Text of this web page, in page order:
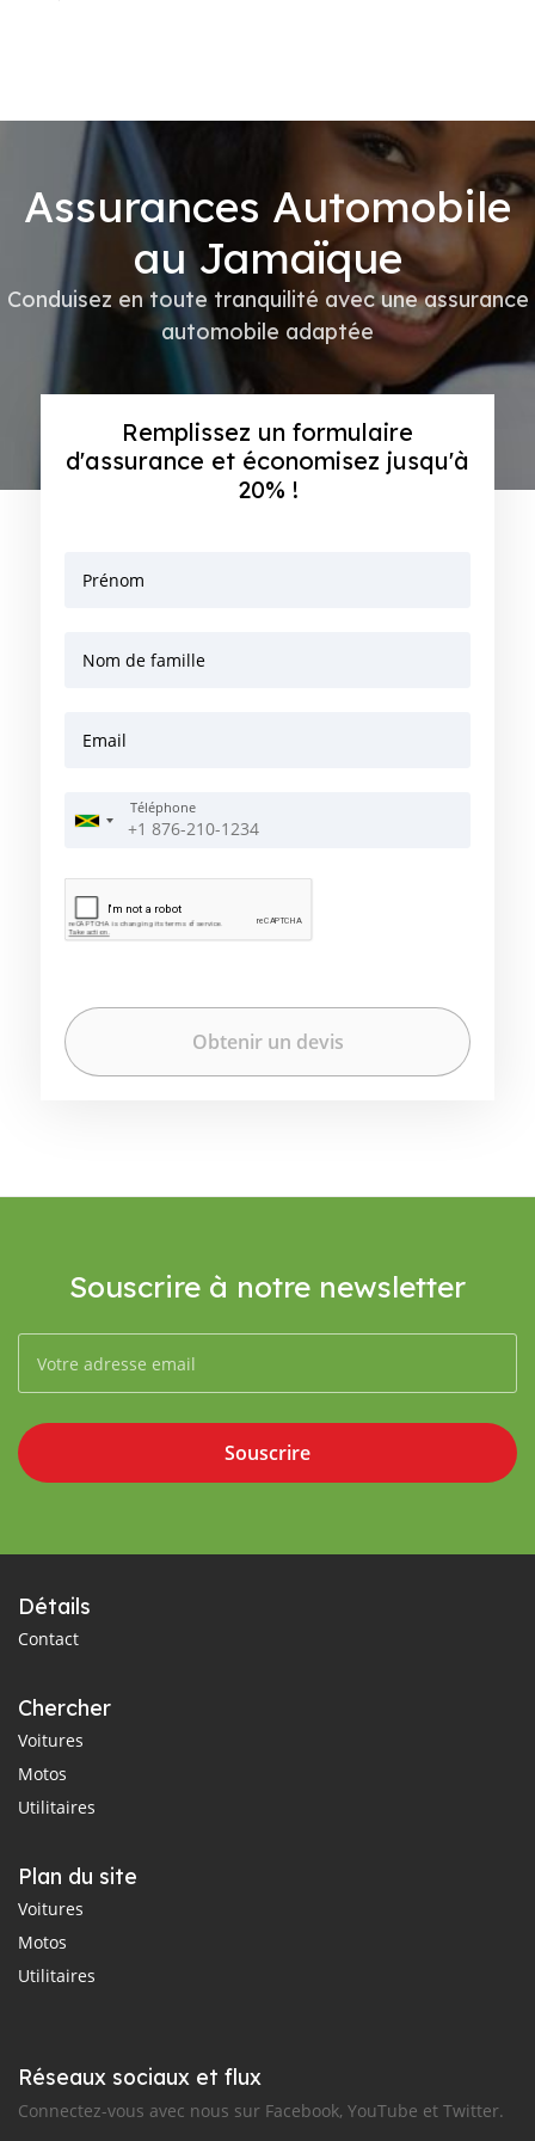
Assurances Automobile
au Jamaïque
Conduisez en toute tranquilité avec une assurance
automobile adaptée
Remplissez un formulaire
d'assurance et économisez jusqu'à
20% !
Prénom
Nom de famille
Email
Téléphone
Souscrire à notre newsletter
Souscrire
Détails
Contact
Chercher
Voitures
Motos
Utilitaires
Plan du site
Voitures
Motos
Utilitaires
Réseaux sociaux et flux
Connectez-vous avec nous sur Facebook, YouTube et Twitter.